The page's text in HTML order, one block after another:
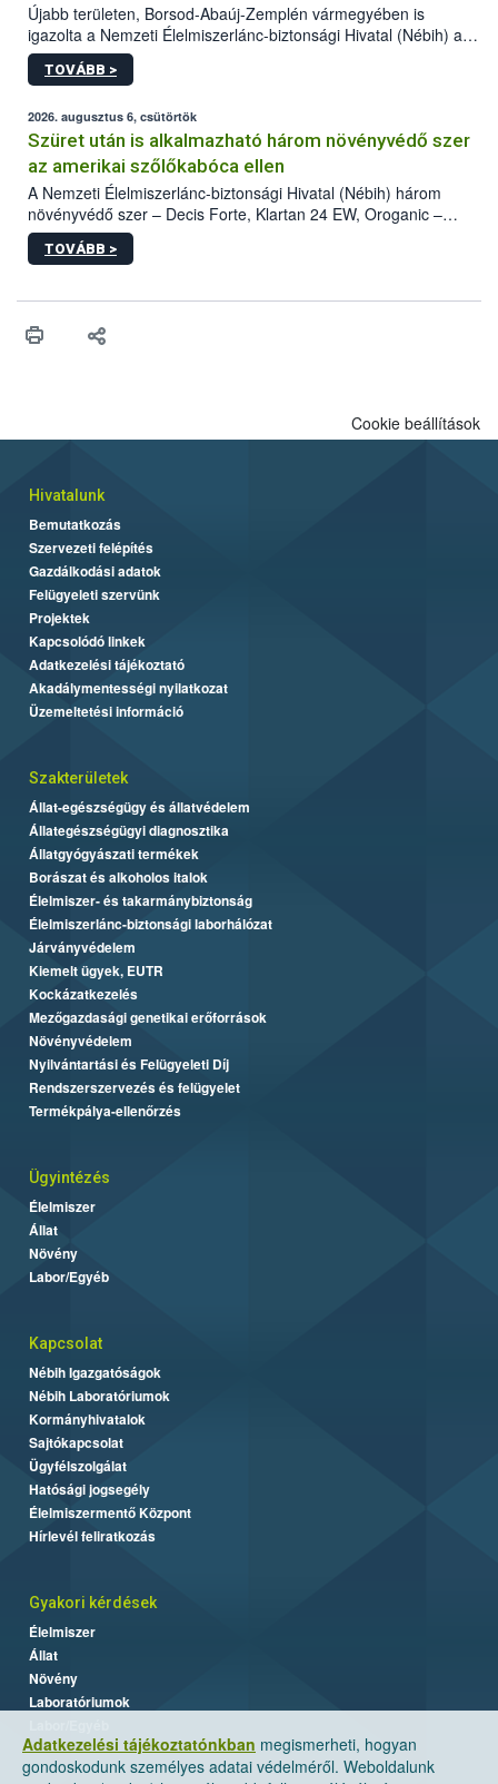
Újabb területen, Borsod-Abaúj-Zemplén vármegyében is
igazolta a Nemzeti Élelmiszerlánc-biztonsági Hivatal (Nébih) a
kőrisrontó karcsúdíszbogár (Agrilus planipennis) jelenlétét. A
kártevőt nem csak színcsapdában találták meg, de már fertőzött
az intenzív felderítést, emellett az intézkedéseket a szlovák
hatósággal is összehangolják a terjedés megállítása érdekében.
TOVÁBB >
2026. augusztus 6, csütörtök
Szüret után is alkalmazható három növényvédő szer
az amerikai szőlőkabóca ellen
A Nemzeti Élelmiszerlánc-biztonsági Hivatal (Nébih) három
növényvédő szer – Decis Forte, Klartan 24 EW, Oroganic –
engedélyokiratát módosította, így azok a szüretet követően,
egészen a vesszőérettség (BBCH 91) stádiumáig
érésű szőlőkben is legyen lehetőség a károsító elleni további
felhasználók számára is elérhető és ökológiai termesztésben is
TOVÁBB >
Adatkezelési tájékoztatónkban megismerheti, hogyan
gondoskodunk személyes adatai védelméről. Weboldalunk
Cookie beállítások
Hivatalunk
Bemutatkozás
Szervezeti felépítés
Gazdálkodási adatok
Felügyeleti szervünk
Projektek
Kapcsolódó linkek
Adatkezelési tájékoztató
Akadálymentességi nyilatkozat
Üzemeltetési információ
Szakterületek
Állat-egészségügy és állatvédelem
Állategészségügyi diagnosztika
Állatgyógyászati termékek
Borászat és alkoholos italok
Élelmiszer- és takarmánybiztonság
Élelmiszerlánc-biztonsági laborhálózat
Járványvédelem
Kiemelt ügyek, EUTR
Kockázatkezelés
Mezőgazdasági genetikai erőforrások
Növényvédelem
Nyilvántartási és Felügyeleti Díj
Rendszerszervezés és felügyelet
Termékpálya-ellenőrzés
Ügyintézés
Élelmiszer
Állat
Növény
Labor/Egyéb
Kapcsolat
Nébih Igazgatóságok
Nébih Laboratóriumok
Kormányhivatalok
Sajtókapcsolat
Ügyfélszolgálat
Hatósági jogsegély
Élelmiszermentő Központ
Hírlevél feliratkozás
Gyakori kérdések
Élelmiszer
Állat
Növény
Laboratóriumok